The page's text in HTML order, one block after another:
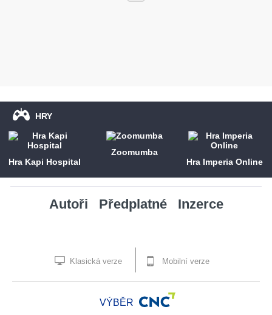
HRY
Hra Kapi Hospital
Zoomumba
Hra Imperia Online
Autoři Předplatné Inzerce
Klasická verze Mobilní verze
VÝBĚR